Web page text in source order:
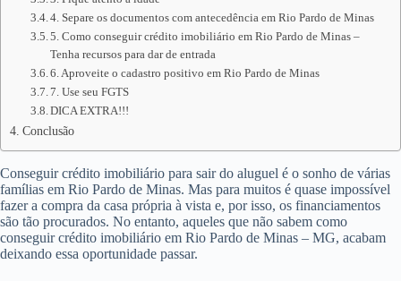
4. Separe os documentos com antecedência em Rio Pardo de Minas
5. Como conseguir crédito imobiliário em Rio Pardo de Minas –
Tenha recursos para dar de entrada
6. Aproveite o cadastro positivo em Rio Pardo de Minas
7. Use seu FGTS
DICA EXTRA!!!
Conclusão
Conseguir crédito imobiliário para sair do aluguel é o sonho de várias
famílias em Rio Pardo de Minas. Mas para muitos é quase impossível
fazer a compra da casa própria à vista e, por isso, os financiamentos
são tão procurados. No entanto, aqueles que não sabem como
conseguir crédito imobiliário em Rio Pardo de Minas – MG, acabam
deixando essa oportunidade passar.